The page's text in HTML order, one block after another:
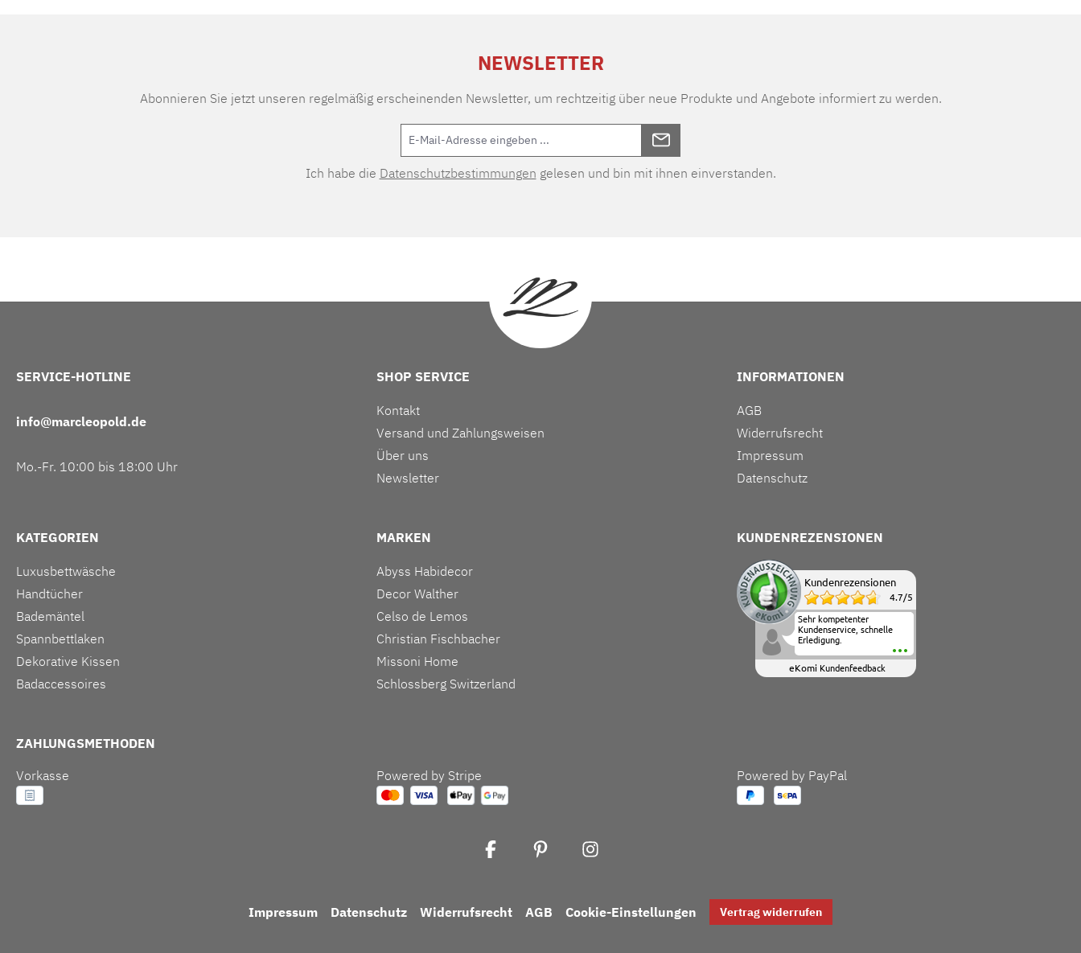
NEWSLETTER
Abonnieren Sie jetzt unseren regelmäßig erscheinenden Newsletter, um rechtzeitig über neue Produkte und Angebote informiert zu werden.
Ich habe die Datenschutzbestimmungen gelesen und bin mit ihnen einverstanden.
SERVICE-HOTLINE
info@marcleopold.de
Mo.-Fr. 10:00 bis 18:00 Uhr
SHOP SERVICE
Kontakt
Versand und Zahlungsweisen
Über uns
Newsletter
INFORMATIONEN
AGB
Widerrufsrecht
Impressum
Datenschutz
KATEGORIEN
Luxusbettwäsche
Handtücher
Bademäntel
Spannbettlaken
Dekorative Kissen
Badaccessoires
MARKEN
Abyss Habidecor
Decor Walther
Celso de Lemos
Christian Fischbacher
Missoni Home
Schlossberg Switzerland
KUNDENREZENSIONEN
Kundenrezensionen
4.7/5
Sehr kompetenter
Kundenservice, schnelle
Erledigung.
eKomi Kundenfeedback
ZAHLUNGSMETHODEN
Vorkasse
Powered by Stripe Powered by PayPal
Impressum Datenschutz Widerrufsrecht AGB Cookie-Einstellungen Vertrag widerrufen